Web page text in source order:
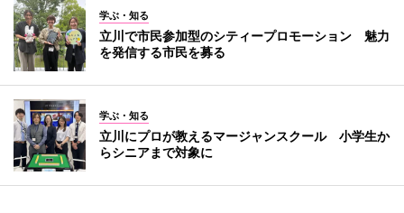
学ぶ・知る
立川で市民参加型のシティープロモーション 魅力
を発信する市民を募る
学ぶ・知る
立川にプロが教えるマージャンスクール 小学生か
らシニアまで対象に